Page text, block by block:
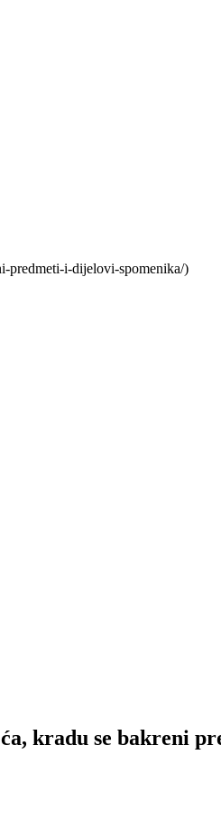
predmeti-i-dijelovi-spomenika/)
kradu se bakreni